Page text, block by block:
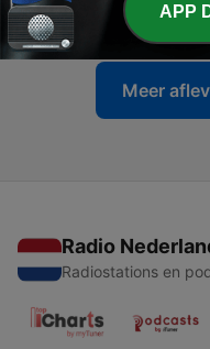
07 jul. 2021
Meer
Radio
Radiostations en
APP